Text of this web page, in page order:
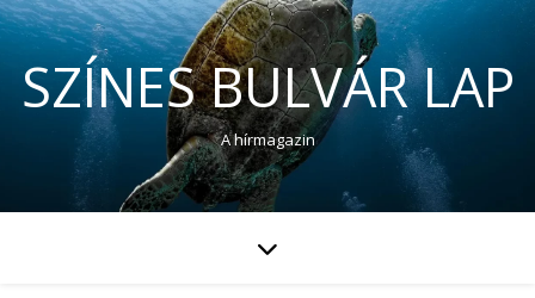
SZÍNES BULVÁR LAP
A hírmagazin